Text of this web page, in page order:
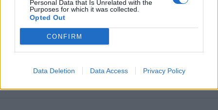
Personal Data that Is Unrelated with the
Purposes for which it was collected.
Opted Out
CONFIRM
Data Deletion Data Access Privacy Policy
Δημοσιεύθηκε σεΣυνεντεύξεις
Γρηγόρης Μπιθικώτσης,Ελληνικό Τραγούδι